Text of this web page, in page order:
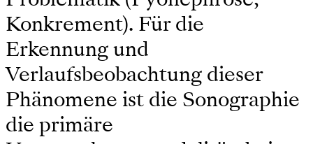
Konkrement). Für die
Erkennung und
Verlaufsbeobachtung dieser
Phänomene ist die Sonographie
die primäre